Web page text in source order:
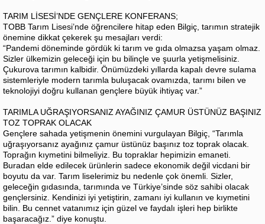
TARIM LİSESİ’NDE GENÇLERE KONFERANS;
TOBB Tarım Lisesi’nde öğrencilere hitap eden Bilgiç, tarımın stratejik
önemine dikkat çekerek şu mesajları verdi:
“Pandemi döneminde gördük ki tarım ve gıda olmazsa yaşam olmaz.
Sizler ülkemizin geleceği için bu bilinçle ve şuurla yetişmelisiniz.
Çukurova tarımın kalbidir. Önümüzdeki yıllarda kapalı devre sulama
sistemleriyle modern tarımla buluşacak ovamızda, tarımı bilen ve
teknolojiyi doğru kullanan gençlere büyük ihtiyaç var.”
TARIMLA UĞRAŞIYORSANIZ AYAĞINIZ ÇAMUR ÜSTÜNÜZ BAŞINIZ
TOZ TOPRAK OLACAK
Gençlere sahada yetişmenin önemini vurgulayan Bilgiç, “Tarımla
uğraşıyorsanız ayağınız çamur üstünüz başınız toz toprak olacak.
Toprağın kıymetini bilmeliyiz. Bu topraklar hepimizin emaneti.
Buradan elde edilecek ürünlerin sadece ekonomik değil vicdani bir
boyutu da var. Tarım liselerimiz bu nedenle çok önemli. Sizler,
geleceğin gıdasında, tarımında ve Türkiye’sinde söz sahibi olacak
gençlersiniz. Kendinizi iyi yetiştirin, zamanı iyi kullanın ve kıymetini
bilin. Bu cennet vatanımız için güzel ve faydalı işleri hep birlikte
başaracağız.” diye konuştu.